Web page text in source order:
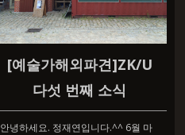
[예술가해외파견]ZK/U
다섯 번째 소식
안녕하세요. 정재연입니다.^^ 6월 마